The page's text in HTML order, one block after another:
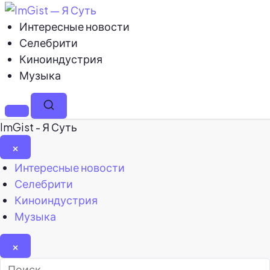
Интересные новости
Селебрити
Киноиндустрия
Музыка
МенюПоиск
ImGist - Я Суть
×
Закрыть
меню
Интересные новости
Селебрити
Киноиндустрия
Музыка
×
Найти: